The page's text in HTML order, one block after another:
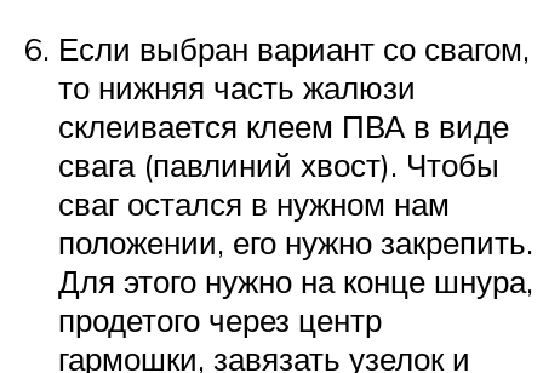
Если выбран вариант со свагом,
то нижняя часть жалюзи
склеивается клеем ПВА в виде
свага (павлиний хвост). Чтобы
сваг остался в нужном нам
положении, его нужно закрепить.
Для этого нужно на конце шнура,
продетого через центр
гармошки, завязать узелок и